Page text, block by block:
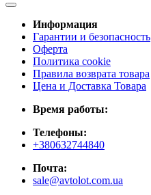
Информация
Гарантии и безопасность
Оферта
Политика cookie
Правила возврата товара
Цена и Доставка Товара
Время работы:
Телефоны:
+380632744840
Почта:
sale@avtolot.com.ua